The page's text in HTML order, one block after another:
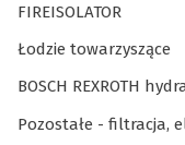
FIREISOLATOR
Łodzie towarzyszące
BOSCH REXROTH
Pozostałe - filtracja,